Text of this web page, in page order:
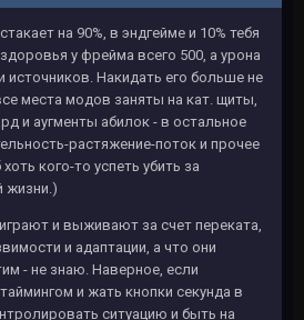
на 90%, в эндгейме и 10% тебя
у фрейма всего 500, а урона
источников. Накидать его больше не
места модов заняты на кат. щиты,
и аугменты абилок - в остальное
растяжение-поток и прочее
кого-то успеть убить за
жизни.)
и выживают за счет переката,
и адаптации, а что они
- не знаю. Наверное, если
и жать кнопки секунда в
ситуацию и быть на